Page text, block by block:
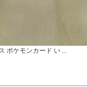
ポケモンカード い ...